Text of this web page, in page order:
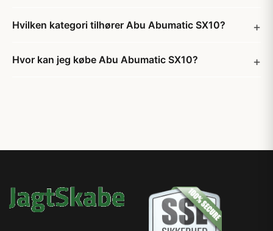
Hvilken kategori tilhører Abu Abumatic SX10?
Hvor kan jeg købe Abu Abumatic SX10?